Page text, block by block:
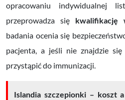
opracowaniu indywidualnej
przeprowadza się
badania ocenia się
pacjenta, a jeśli nie znajdzie
przystąpić do immunizacji.
Islandia szczepionki – koszt